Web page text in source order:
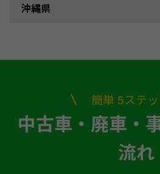
沖縄県
簡単 5ステッ
中古車・廃車・
流れ